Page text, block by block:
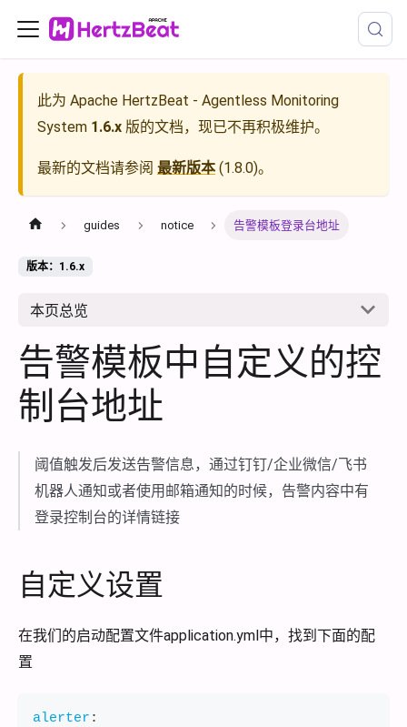
此为 Apache HertzBeat - Agentless Monitoring
System 1.6.x 版的文档，现已不再积极维护。
最新的文档请参阅 最新版本(1.8.0)。
guides notice 告警模板登录台地址
版本：1.6.x
本页总览
告警模板中自定义的控
制台地址
阈值触发后发送告警信息，通过钉钉/企业微信/飞书
机器人通知或者使用邮箱通知的时候，告警内容中有
登录控制台的详情链接
自定义设置
在我们的启动配置文件application.yml中，找到下面的配
置
alerter :